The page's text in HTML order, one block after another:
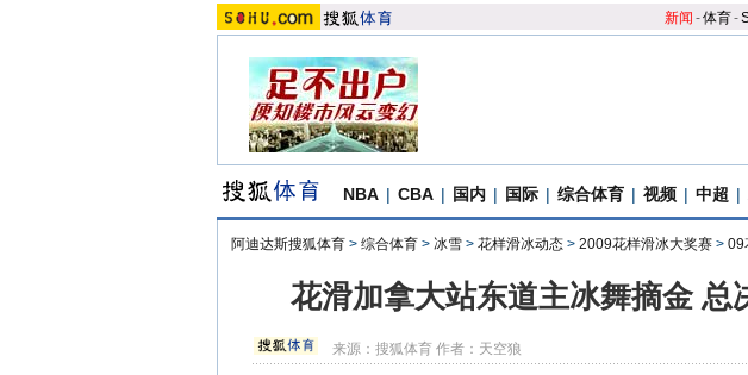
新闻 -体育-
NBA | CBA | 国内 | 国际 | 综合体育 | 视频 | 中超 |
阿迪达斯搜狐体育 > 综合体育 > 冰雪 > 花样滑冰动态 > 2009花样滑冰大奖赛 > 09
花滑加拿大站东道主冰舞摘金 总
来源：搜狐体育 作者：天空狼